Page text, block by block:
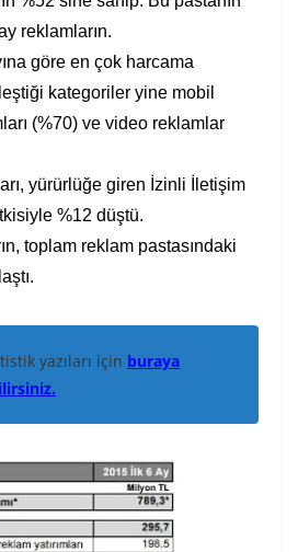
reklamların.
göre en çok harcama
kategoriler yine mobil
(%70) ve video reklamlar
yürürlüğe giren İzinli İletişim
%12 düştü.
toplam reklam pastasındaki
yazıları için buraya